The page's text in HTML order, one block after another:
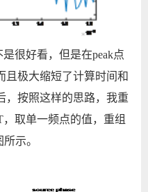
很好看，但是在peak点
且极大缩短了计算时间和
，按照这样的思路，我重
，取单一频点的值，重组
示。